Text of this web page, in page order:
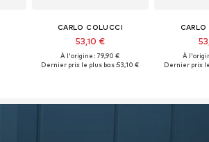
CARLO COLUCCI
53,10 €
À l'origine : 79,90 €
Dernier prix le plus bas :53,10 €
À
Dernier prix